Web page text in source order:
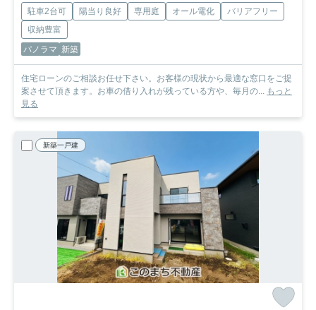
駐車2台可 陽当り良好 専用庭 オール電化
バリアフリー
収納豊富
パノラマ 新築
住宅ローンのご相談お任せ下さい。お客様の現状から最適な窓口をご提
案させて頂きます。お車の借り入れが残っている方や、毎月の... もっと
見る
新築一戸建